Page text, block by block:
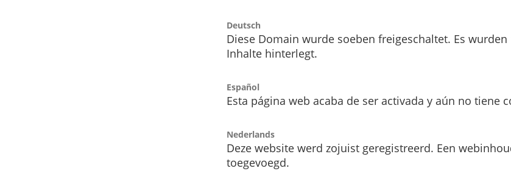
Deutsch
Diese Domain wurde soeben freigeschaltet. Es
Inhalte hinterlegt.
Español
Esta página web acaba de ser activada y aún no tiene
Nederlands
Deze website werd zojuist geregistreerd. Een
toegevoegd.